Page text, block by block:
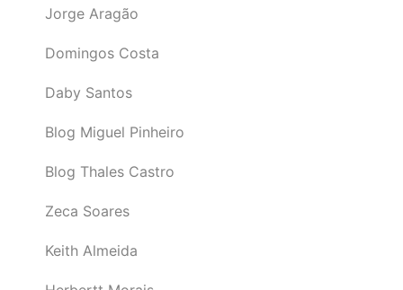
Jorge Aragão
Domingos Costa
Daby Santos
Blog Miguel Pinheiro
Blog Thales Castro
Zeca Soares
Keith Almeida